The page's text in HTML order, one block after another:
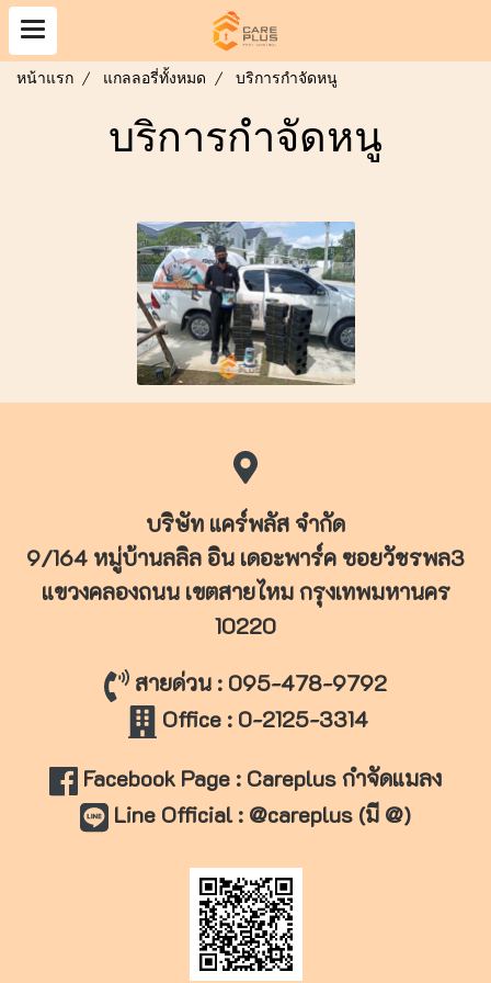
หน้าแรก แกลลอรี่ทั้งหมด บริการกำจัดหนู
บริการกำจัดหนู
บริษัท แคร์พลัส จำกัด
9/164 หมู่บ้านลลิล อิน เดอะพาร์ค ซอยวัชรพล3
แขวงคลองถนน เขตสายไหมกรุงเทพมหานคร
10220
สายด่วน : 095-478-9792
Office : 0-2125-3314
Facebook Page : Careplus กำจัดแมลง
Line Official : @careplus (มี @)